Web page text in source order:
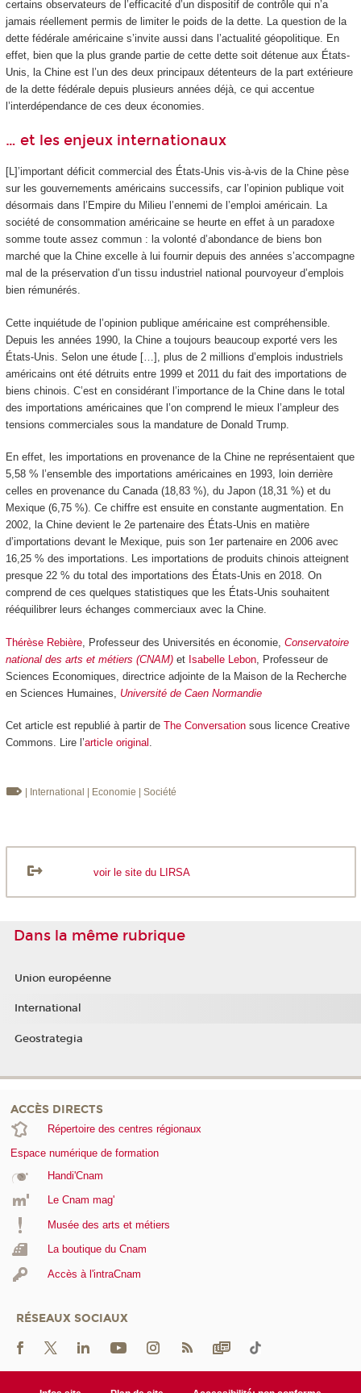
certains observateurs de l’efficacité d’un dispositif de contrôle qui n’a
jamais réellement permis de limiter le poids de la dette. La question de la
dette fédérale américaine s’invite aussi dans l’actualité géopolitique. En
effet, bien que la plus grande partie de cette dette soit détenue aux États-
Unis, la Chine est l’un des deux principaux détenteurs de la part extérieure
de la dette fédérale depuis plusieurs années déjà, ce qui accentue
l’interdépendance de ces deux économies.
… et les enjeux internationaux
[L]’important déficit commercial des États-Unis vis-à‑vis de la Chine pèse
sur les gouvernements américains successifs, car l’opinion publique voit
désormais dans l’Empire du Milieu l’ennemi de l’emploi américain. La
société de consommation américaine se heurte en effet à un paradoxe
somme toute assez commun : la volonté d’abondance de biens bon
marché que la Chine excelle à lui fournir depuis des années s’accompagne
mal de la préservation d’un tissu industriel national pourvoyeur d’emplois
bien rémunérés.
Cette inquiétude de l’opinion publique américaine est compréhensible.
Depuis les années 1990, la Chine a toujours beaucoup exporté vers les
États-Unis. Selon une étude […], plus de 2 millions d’emplois industriels
américains ont été détruits entre 1999 et 2011 du fait des importations de
biens chinois. C’est en considérant l’importance de la Chine dans le total
des importations américaines que l’on comprend le mieux l’ampleur des
tensions commerciales sous la mandature de Donald Trump.
En effet, les importations en provenance de la Chine ne représentaient que
5,58 % l’ensemble des importations américaines en 1993, loin derrière
celles en provenance du Canada (18,83 %), du Japon (18,31 %) et du
Mexique (6,75 %). Ce chiffre est ensuite en constante augmentation. En
2002, la Chine devient le 2epartenaire des États-Unis en matière
d’importations devant le Mexique, puis son 1erpartenaire en 2006 avec
16,25 % des importations. Les importations de produits chinois atteignent
presque 22 % du total des importations des États-Unis en 2018. On
comprend de ces quelques statistiques que les États-Unis souhaitent
rééquilibrer leurs échanges commerciaux avec la Chine.
Thérèse Rebière, Professeur des Universités en économie, Conservatoire
national des arts et métiers (CNAM)et Isabelle Lebon, Professeur de
Sciences Economiques, directrice adjointe de la Maison de la Recherche
en Sciences Humaines, Université de Caen Normandie
Cet article est republié à partir de The Conversationsous licence Creative
Commons. Lire l’article original .
| International | Economie | Société
voir le site du LIRSA
Dans la même rubrique
Union européenne
International
Geostrategia
ACCÈS DIRECTS
Répertoire des centres régionaux
Espace numérique de formation
Handi'Cnam
Le Cnam mag'
Musée des arts et métiers
La boutique du Cnam
Accès à l'intraCnam
RÉSEAUX SOCIAUX